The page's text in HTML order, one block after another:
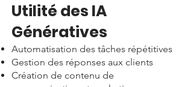
Utilité des IA
Génératives​
Automatisation des tâches répétitives
Gestion des réponses aux clients
Création de contenu de